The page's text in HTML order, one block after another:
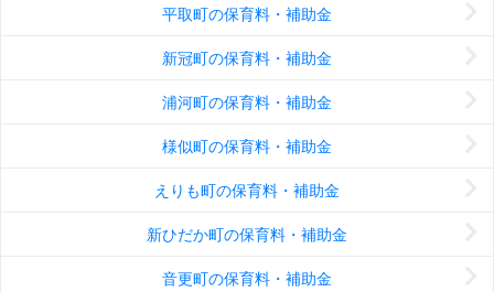
平取町の保育料・補助金
新冠町の保育料・補助金
浦河町の保育料・補助金
様似町の保育料・補助金
えりも町の保育料・補助金
新ひだか町の保育料・補助金
音更町の保育料・補助金